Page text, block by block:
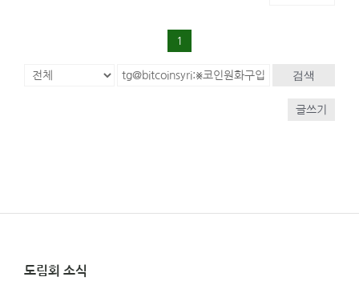
1
검색
글쓰기
도림회 소식